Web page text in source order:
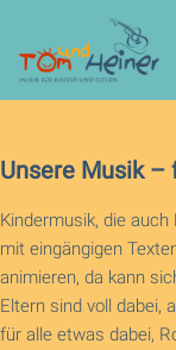
Inhalt
springen
Unsere Musik –
Kindermusik, die
mit eingängigen
animieren, da kann
Eltern sind voll dabei,
für alle etwas dabei,